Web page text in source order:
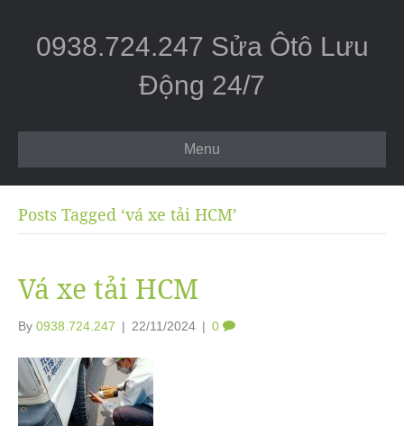
0938.724.247 Sửa Ôtô Lưu
Động 24/7
Menu
Posts Tagged ‘vá xe tải HCM’
Vá xe tải HCM
By 0938.724.247 | 22/11/2024 | 0